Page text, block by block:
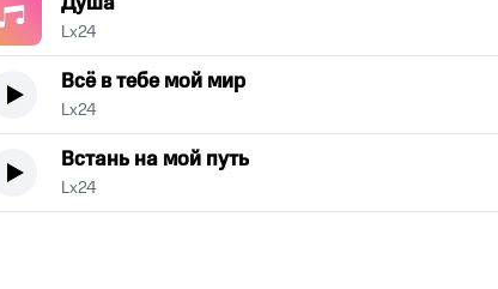
Lx24
Всё в тебе мой мир
Lx24
Встань на мой путь
Lx24